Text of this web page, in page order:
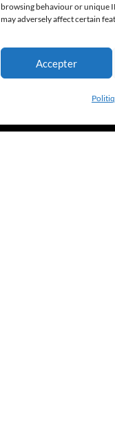
browsing behaviour or unique
may adversely affect certain
Accepter